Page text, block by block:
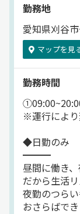
━━━
先輩社員が同
端末操作、
だから未経
◆/／
近距離中心の
━━━
昼間に親し
慣れるまでは
スタートし
◆/／
ドライバー
勤務地
愛知県刈谷
マップを見
勤務時間
※運行により
◆日勤のみ
━━━
昼間に働き
だから生活
夜勤のつら
おさらばで